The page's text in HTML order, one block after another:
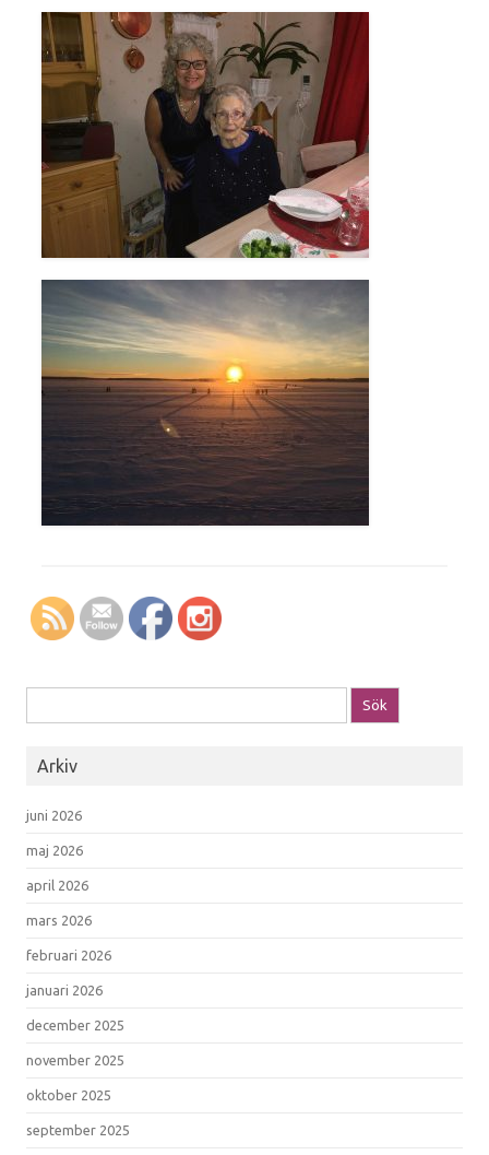
Arkiv
juni 2026
maj 2026
april 2026
mars 2026
februari 2026
januari 2026
december 2025
november 2025
oktober 2025
september 2025